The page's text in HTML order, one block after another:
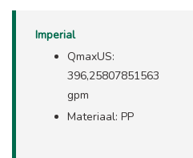
Imperial
QmaxUS:
396,25807851563
gpm
Materiaal: PP